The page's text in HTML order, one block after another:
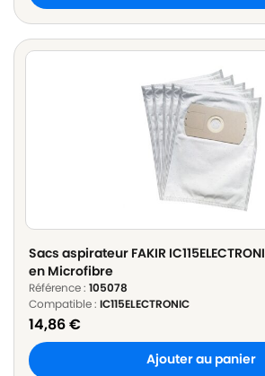
Sacs aspirateur FAKIR
en Microfibre
Référence : 105078
Compatible : IC115ELECTRONIC
14,86€
Ajouter au panier